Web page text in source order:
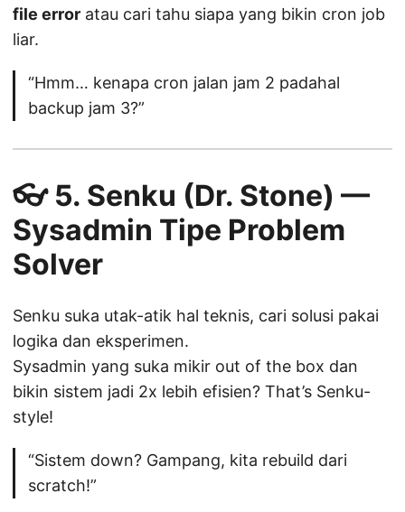
file error atau cari tahu siapa yang bikin cron job
liar.
“Hmm… kenapa cron jalan jam 2 padahal
backup jam 3?”
👓 5. Senku (Dr. Stone) —
Sysadmin Tipe Problem
Solver
Senku suka utak-atik hal teknis, cari solusi pakai
logika dan eksperimen.
Sysadmin yang suka mikir out of the box dan
bikin sistem jadi 2x lebih efisien? That’s Senku-
style!
“Sistem down? Gampang, kita rebuild dari
scratch!”